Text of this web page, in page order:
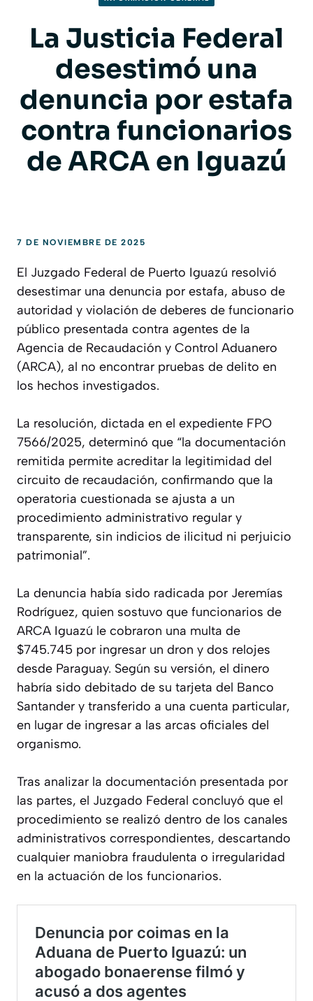
La Justicia Federal
desestimó una
denuncia por estafa
contra funcionarios
de ARCA en Iguazú
7 DE NOVIEMBRE DE 2025
El Juzgado Federal de Puerto Iguazú resolvió
desestimar una denuncia por estafa, abuso de
autoridad y violación de deberes de funcionario
público presentada contra agentes de la
Agencia de Recaudación y Control Aduanero
(ARCA), al no encontrar pruebas de delito en
los hechos investigados.
La resolución, dictada en el expediente FPO
7566/2025, determinó que “la documentación
remitida permite acreditar la legitimidad del
circuito de recaudación, confirmando que la
operatoria cuestionada se ajusta a un
procedimiento administrativo regular y
transparente, sin indicios de ilicitud ni perjuicio
patrimonial”.
La denuncia había sido radicada por Jeremías
Rodríguez, quien sostuvo que funcionarios de
ARCA Iguazú le cobraron una multa de
$745.745 por ingresar un dron y dos relojes
desde Paraguay. Según su versión, el dinero
habría sido debitado de su tarjeta del Banco
Santander y transferido a una cuenta particular,
en lugar de ingresar a las arcas oficiales del
organismo.
Tras analizar la documentación presentada por
las partes, el Juzgado Federal concluyó que el
procedimiento se realizó dentro de los canales
administrativos correspondientes, descartando
cualquier maniobra fraudulenta o irregularidad
en la actuación de los funcionarios.